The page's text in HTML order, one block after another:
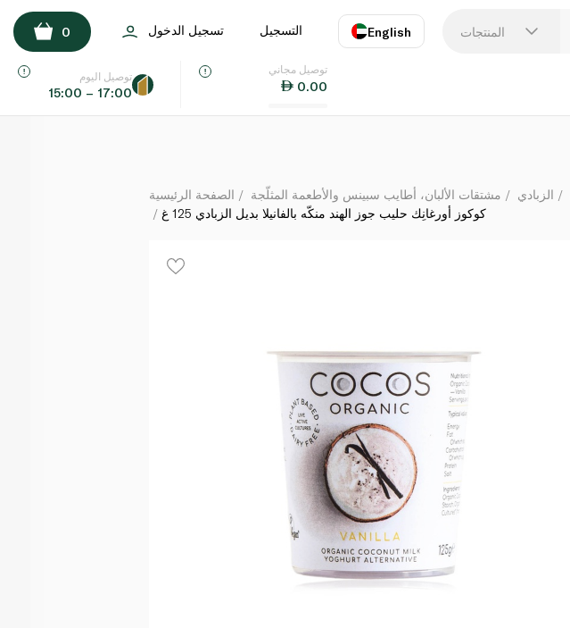
المنتجات English
اللغة
التسجيل تسجيل الدخول 0
توصيل مجاني
0.00
توصيل اليوم
15:00 – 17:00
كوكوز أورغانِك حليب جوز الهند منكّه بالفانيلا بديل الزبادي 125 غ
الصفحة الرئيسية مشتقات الألبان، أطايب سبينس والأطعمة المثلّجة الزبادي
كوكوز أورغانِك حليب جوز الهند منكّه بالفانيلا بديل الزبادي 125 غ